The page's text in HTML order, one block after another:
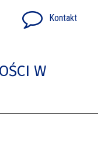
Kontakt
W